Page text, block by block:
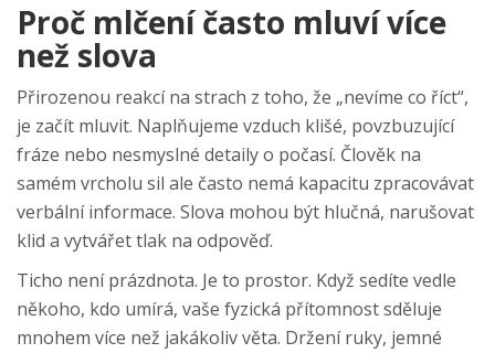
Proč mlčení často mluví více
než slova
Přirozenou reakcí na strach z toho, že „nevíme co říct“,
je začít mluvit. Naplňujeme vzduch klišé, povzbuzující
fráze nebo nesmyslné detaily o počasí. Člověk na
samém vrcholu sil ale často nemá kapacitu zpracovávat
verbální informace. Slova mohou být hlučná, narušovat
klid a vytvářet tlak na odpověď.
Ticho není prázdnota. Je to prostor. Když sedíte vedle
někoho, kdo umírá, vaše fyzická přítomnost sděluje
mnohem více než jakákoliv věta. Držení ruky, jemné